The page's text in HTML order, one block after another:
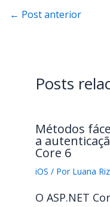
← Post anterior
Posts
Métodos
a
Core 6
iOS / Por Luana
O ASP.NET